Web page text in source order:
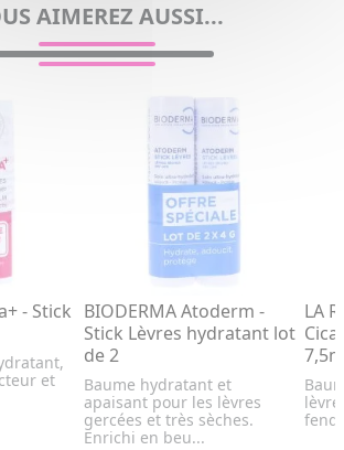
AIMEREZ AUSSI...
- Stick
et
BIODERMA Atoderm -
Stick Lèvres hydratant lot
de 2
Baume hydratant et
apaisant pour les lèvres
gercées et très sèches.
Enrichi en beu...
LA